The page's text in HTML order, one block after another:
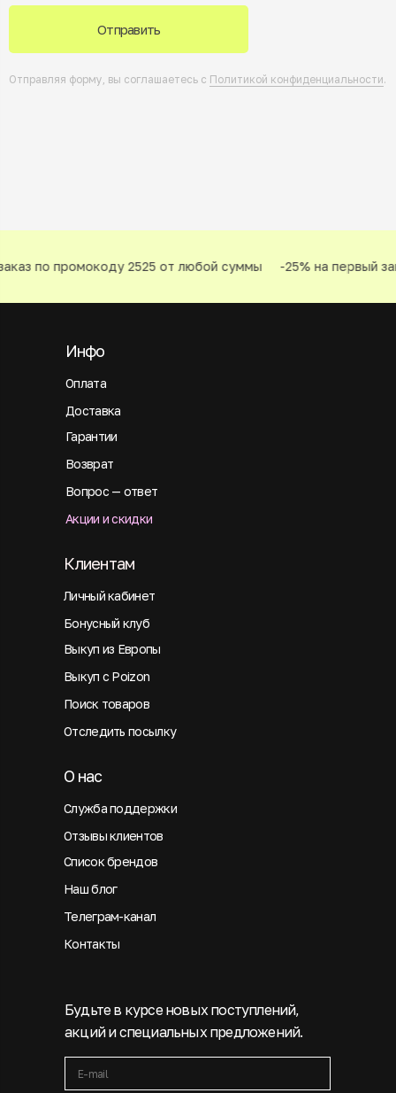
Отправить
Отправляя форму, вы соглашаетесь с Политикой конфиденциальности.
по промокоду 2525 от любой суммы -25% на первый
Оплата
Инфо
Будьте в курсе новых поступлений,
акций и специальных предложений.
Доставка
Гарантии
Возврат
Вопрос — ответ
Акции и скидки
Личный кабинет
Клиентам
Бонусный клуб
Выкуп из Европы
Выкуп с Poizon
Поиск товаров
Отследить посылку
Служба поддержки
О нас
Отзывы клиентов
Список брендов
Наш блог
Телеграм-канал
Контакты